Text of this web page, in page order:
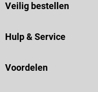
Veilig bestellen
Hulp & Service
Voordelen